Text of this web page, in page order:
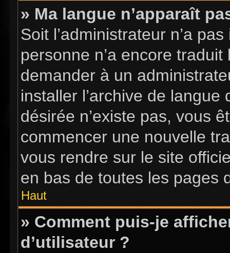
» Ma langue n’apparaît
Soit l’administrateur n’a
personne n’a encore
demander à un
installer l’archive de
désirée n’existe pas, vous
commencer une nouvelle
vous rendre sur le site
en bas de toutes les pages
Haut
» Comment puis-je
d’utilisateur ?